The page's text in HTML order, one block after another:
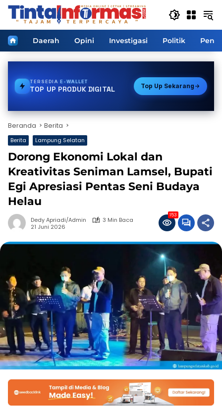
Langsung
HomeDaerah Opini Investigasi Politik
TERSEDIATOKEN PLN
TOP UP PRODUK DIGITAL Top Up Sekarang
Beranda Berita
Berita Lampung Selatan
Dorong Ekonomi Lokal dan
Kreativitas Seniman Lamsel, Bupati
Egi Apresiasi Pentas Seni Budaya
Helau
Dedy Apriadi/Admin
3 Min Baca
21 Juni 2026
153